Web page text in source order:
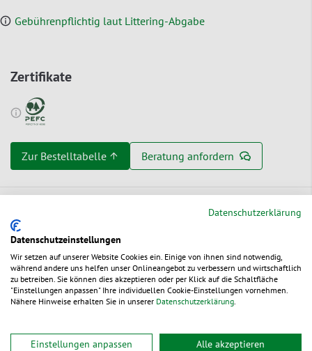
Gebührenpflichtig laut Littering-Abgabe
Zertifikate
Zur Bestelltabelle ↑ Beratung anfordern
Dokumente
Datenschutzerklärung
Datenschutzeinstellungen
Wir setzen auf unserer Website Cookies ein. Einige von ihnen sind notwendig,
während andere uns helfen unser Onlineangebot zu verbessern und wirtschaftlich
zu betreiben. Sie können dies akzeptieren oder per Klick auf die Schaltfläche
"Einstellungen anpassen" Ihre individuellen Cookie-Einstellungen vornehmen.
Nähere Hinweise erhalten Sie in unserer Datenschutzerklärung
Einstellungen anpassen Alle akzeptieren